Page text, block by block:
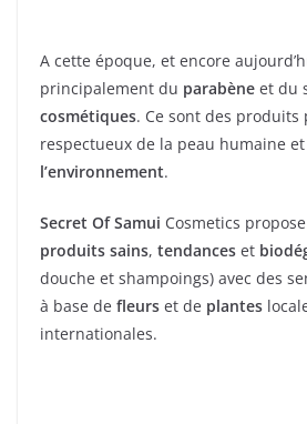
A cette époque, et encore
principalement du parabène et du
cosmétiques. Ce sont des produits
respectueux de la peau humaine
l’environnement.
Secret Of Samui Cosmetics
produits sains, tendances et
douche et shampoings) avec des
à base de fleurs et de plantes
internationales.